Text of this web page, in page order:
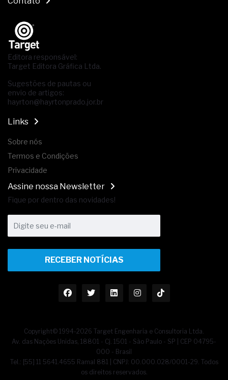
Editora responsável:
Target Editora Gráfica Ltda.
Sugestões de pautas ou
envio de artigos:
hayrton@hayrtonprado.jor.br
Links
Sobre nós
Termos e Condições
Privacidade
Assine nossa Newsletter
Fique por dentro das novidades!
RECEBER NOTÍCIAS
Copyright© 1994-2026 Target Engenharia e Consultoria Ltda.
Av. das Nações Unidas, 18801 - Cj. 1501 - São Paulo - SP | CEP 04795-
000 - Brasil
Tel.: [55] 11 5641.4655 Ramal 881 | CNPJ: 00.000.028/0001-29. Todos
os direitos reservados.